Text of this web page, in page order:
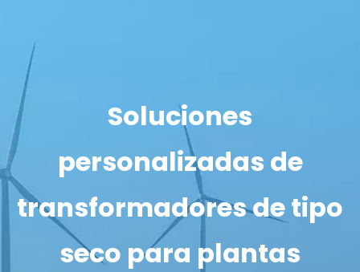
Soluciones
personalizadas de
transformadores de tipo
seco para plantas